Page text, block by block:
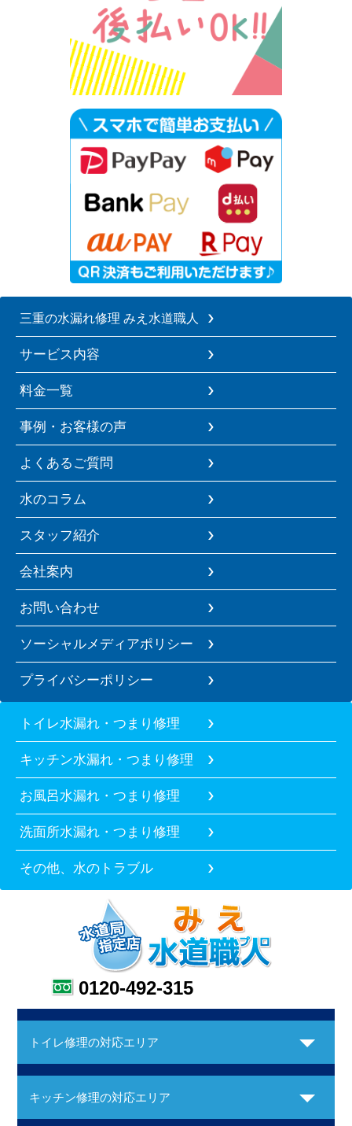
三重の水漏れ修理 みえ水道職人
サービス内容
料金一覧
事例・お客様の声
よくあるご質問
水のコラム
スタッフ紹介
会社案内
お問い合わせ
ソーシャルメディアポリシー
プライバシーポリシー
トイレ水漏れ・つまり修理
キッチン水漏れ・つまり修理
お風呂水漏れ・つまり修理
洗面所水漏れ・つまり修理
その他、水のトラブル
0120-492-315
トイレ修理の対応エリア
キッチン修理の対応エリア